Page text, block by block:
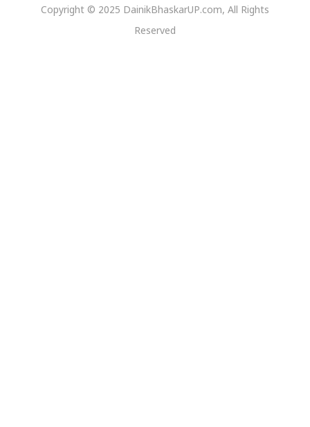
Copyright © 2025 DainikBhaskarUP.com, All Rights
Reserved